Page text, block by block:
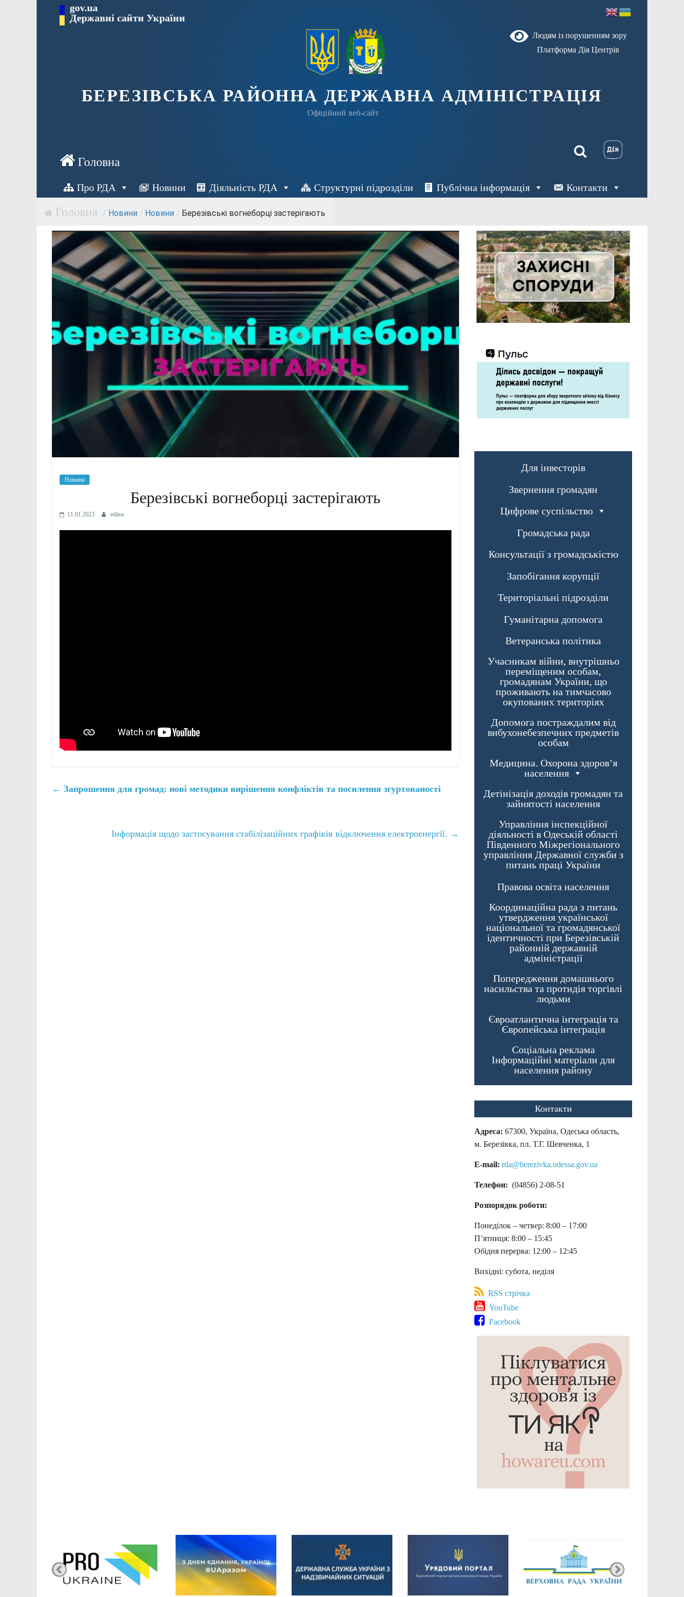
Перейти gov.ua
Державні сайти України
Людям із порушенням зору
Платформа Дія Центрів
БЕРЕЗІВСЬКА РАЙОННА ДЕРЖАВНА АДМІНІСТРАЦІЯ
Офіційний веб-сайт
Про РДА Новини Діяльність РДА Структурні підрозділи Публічна інформація Контакти
/ Новини / Новини / Березівські вогнеборці застерігають
Новини
Березівські вогнеборці застерігають
11.01.2023 editor
← Запрошення для громад: нові методики вирішення конфліктів та посилення згуртованості
Інформація щодо застосування стабілізаційних графіків відключення електроенергії. →
Для інвесторів
Звернення громадян
Цифрове суспільство
Громадська рада
Консультації з громадськістю
Запобігання корупції
Територіальні підрозділи
Гуманітарна допомога
Ветеранська політика
Учасникам війни, внутрішньо
переміщеним особам,
громадянам України, що
проживають на тимчасово
окупованих територіях
Допомога постраждалим від
вибухонебезпечних предметів
особам
Медицина. Охорона здоров’я
населення
Детінізація доходів громадян та
зайнятості населення
Управління інспекційної
діяльності в Одеській області
Південного Міжрегіонального
управління Державної служби з
питань праці України
Правова освіта населення
Координаційна рада з питань
утвердження української
національної та громадянської
ідентичності при Березівській
районній державній
адміністрації
Попередження домашнього
насильства та протидія торгівлі
людьми
Євроатлантична інтеграція та
Європейська інтеграція
Соціальна реклама
Інформаційні матеріали для
населення району
Контакти
Адреса: 67300, Україна, Одеська область,
м. Березівка, пл. Т.Г. Шевченка, 1
E-mail: rda@berezivka.odessa.gov.ua
Телефон: (04856) 2-08-51
Розпорядок роботи:
Понеділок – четвер: 8:00 – 17:00
П’ятниця: 8:00 – 15:45
Обідня перерва: 12:00 – 12:45
Вихідні: субота, неділя
RSS стрічка
YouTube
Facebook